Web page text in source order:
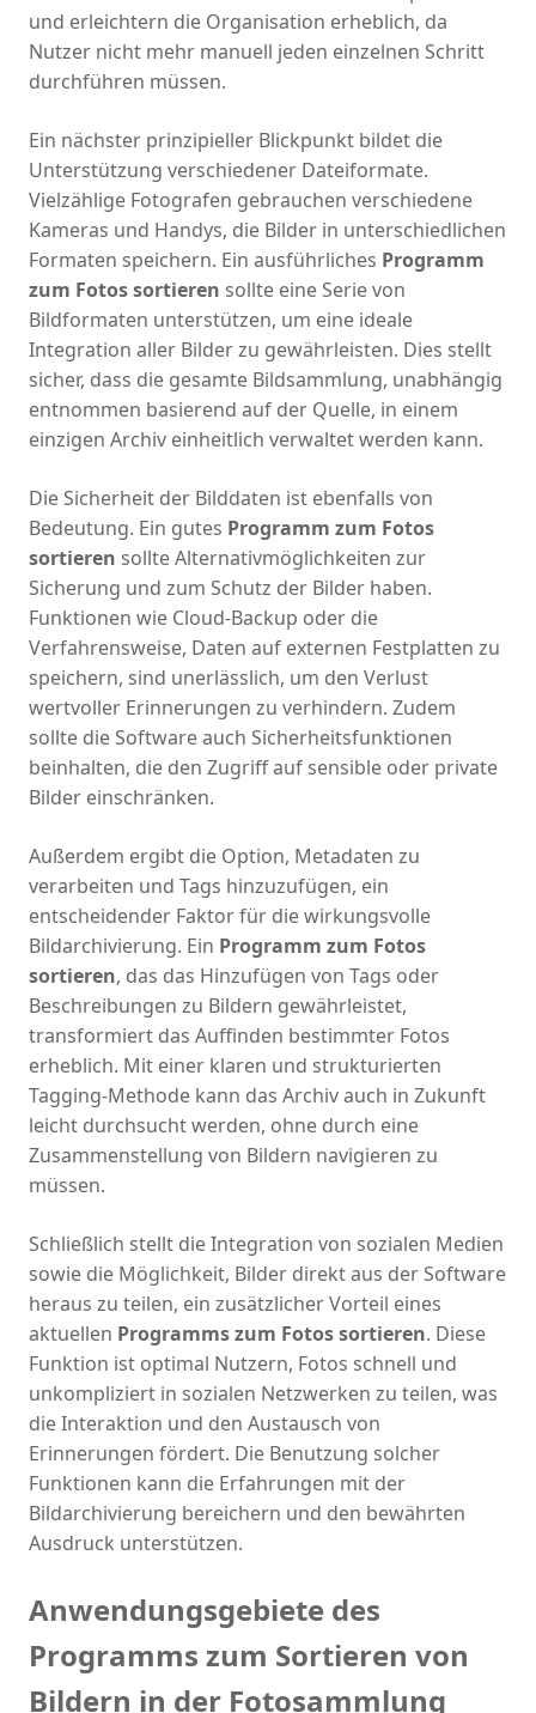
und erleichtern die Organisation erheblich, da
Nutzer nicht mehr manuell jeden einzelnen Schritt
durchführen müssen.
Ein nächster prinzipieller Blickpunkt bildet die
Unterstützung verschiedener Dateiformate.
Vielzählige Fotografen gebrauchen verschiedene
Kameras und Handys, die Bilder in unterschiedlichen
Formaten speichern. Ein ausführliches Programm
zum Fotos sortieren sollte eine Serie von
Bildformaten unterstützen, um eine ideale
Integration aller Bilder zu gewährleisten. Dies stellt
sicher, dass die gesamte Bildsammlung, unabhängig
entnommen basierend auf der Quelle, in einem
einzigen Archiv einheitlich verwaltet werden kann.
Die Sicherheit der Bilddaten ist ebenfalls von
Bedeutung. Ein gutes Programm zum Fotos
sortieren sollte Alternativmöglichkeiten zur
Sicherung und zum Schutz der Bilder haben.
Funktionen wie Cloud-Backup oder die
Verfahrensweise, Daten auf externen Festplatten zu
speichern, sind unerlässlich, um den Verlust
wertvoller Erinnerungen zu verhindern. Zudem
sollte die Software auch Sicherheitsfunktionen
beinhalten, die den Zugriff auf sensible oder private
Bilder einschränken.
Außerdem ergibt die Option, Metadaten zu
verarbeiten und Tags hinzuzufügen, ein
entscheidender Faktor für die wirkungsvolle
Bildarchivierung. Ein Programm zum Fotos
sortieren, das das Hinzufügen von Tags oder
Beschreibungen zu Bildern gewährleistet,
transformiert das Auffinden bestimmter Fotos
erheblich. Mit einer klaren und strukturierten
Tagging-Methode kann das Archiv auch in Zukunft
leicht durchsucht werden, ohne durch eine
Zusammenstellung von Bildern navigieren zu
müssen.
Schließlich stellt die Integration von sozialen Medien
sowie die Möglichkeit, Bilder direkt aus der Software
heraus zu teilen, ein zusätzlicher Vorteil eines
aktuellen Programms zum Fotos sortieren. Diese
Funktion ist optimal Nutzern, Fotos schnell und
unkompliziert in sozialen Netzwerken zu teilen, was
die Interaktion und den Austausch von
Erinnerungen fördert. Die Benutzung solcher
Funktionen kann die Erfahrungen mit der
Bildarchivierung bereichern und den bewährten
Ausdruck unterstützen.
Anwendungsgebiete des
Programms zum Sortieren von
Bildern in der Fotosammlung